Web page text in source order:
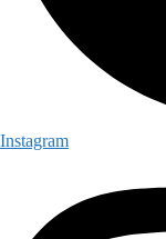
Instagram